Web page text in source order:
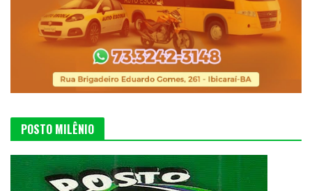
POSTO MILÊNIO